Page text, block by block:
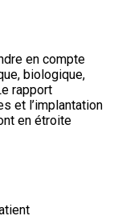
en compte
biologique,
rapport
et l’implantation
en étroite